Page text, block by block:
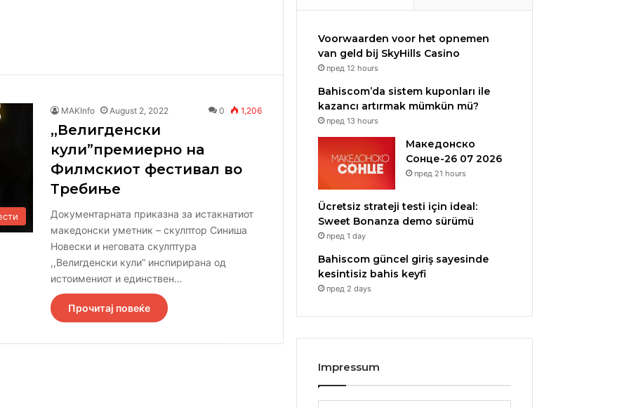
MAKInfo August 2, 2022 0 1,206
,,Велигденски
кули”премиерно на
Филмскиот фестивал во
Требиње
Документарната приказна за истакнатиот
македонски уметник – скулптор Синиша
Новески и неговата скулптура
,,Велигденски кули” инспирирана од
истоимениот и единствен…
Прочитај повеќе
Voorwaarden voor het opnemen
van geld bij SkyHills Casino
пред 12 hours
Bahiscom’da sistem kuponları ile
kazancı artırmak mümkün mü?
пред 13 hours
Македонско
Сонце-26 07 2026
пред 21 hours
Ücretsiz strateji testi için ideal:
Sweet Bonanza demo sürümü
пред 1 day
Bahiscom güncel giriş sayesinde
kesintisiz bahis keyfi
пред 2 days
Impressum